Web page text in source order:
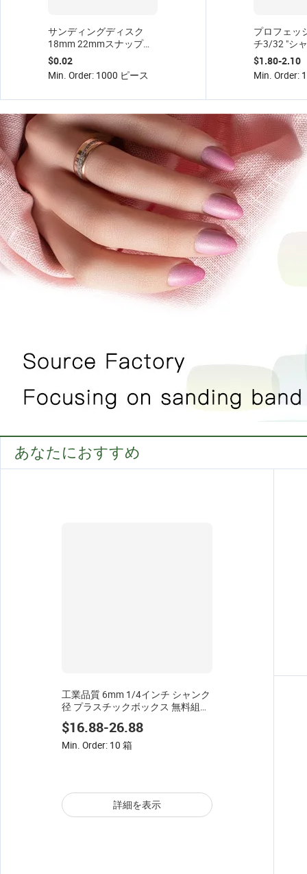
サンディングディスク
18mm 22mmスナップオ
ン真鍮ディスクボックス
100個上海Junwei RPM
30,000個
$0.02
Min. Order: 1000 ピース
プロフェッ
チ3/32 "シ
モンドバー
ビットネイ
トケア8穴
$1.80-2.10
Min. Order:
あなたにおすすめ
工業品質 6mm 1/4インチ シャンク
径 プラスチックボックス 無料組み
合わせ OEM ODM 超硬フライスカ
ッターセット
$16.88-26.88
Min. Order: 10 箱
詳細を表示